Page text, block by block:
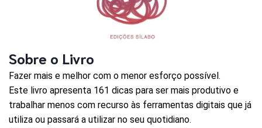
Sobre o Livro
Fazer mais e melhor com o menor esforço possível.
Este livro apresenta 161 dicas para ser mais produtivo e
trabalhar menos com recurso às ferramentas digitais que já
utiliza ou passará a utilizar no seu quotidiano.